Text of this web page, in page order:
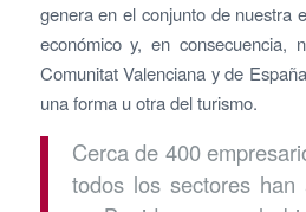
genera en el conjunto de nuestra
económico y, en consecuencia,
Comunitat Valenciana y de
una forma u otra del turismo.
Cerca de 400
todos los sectores